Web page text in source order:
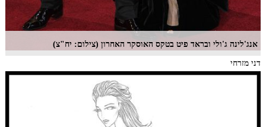
אנג'לינה ג'ולי ובראד פיט בטקס האוסקר האחרון (צילום: יח"צ)
דני מזרחי